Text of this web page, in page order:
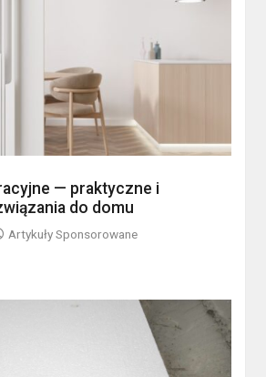
— praktyczne i
do domu
Artykuły Sponsorowane